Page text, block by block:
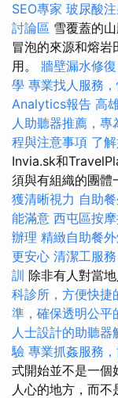
SEO專家 玻尿酸
討論區 雪覆蓋的
冒泡的來源和熔
用。 牆壁漏水修
學 專業找人服務
Analytics報告 高
人助聽器推薦，
程與注意事項 了
Invia.sk和
須與有組織的團體
獲清晰視力 自助
能滿意 西屯區按
辦理 精緻自助餐
更安心 清潔工服
訓 除非有人對當
科診所，方便快捷
準，確保透明公平
人士設計的助聽器
驗 專業抓姦服務
式開始並不是一個
人心的地方，而